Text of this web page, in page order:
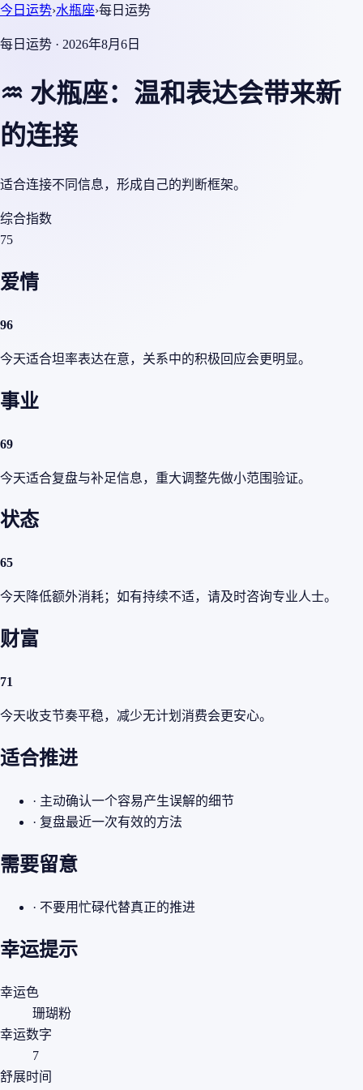
今日运势›水瓶座›每日运势
每日运势 · 2026年8月6日
♒ 水瓶座：温和表达会带来新
的连接
适合连接不同信息，形成自己的判断框架。
综合指数
75
爱情
96
今天适合坦率表达在意，关系中的积极回应会更明显。
事业
69
今天适合复盘与补足信息，重大调整先做小范围验证。
状态
65
今天降低额外消耗；如有持续不适，请及时咨询专业人士。
财富
71
今天收支节奏平稳，减少无计划消费会更安心。
适合推进
· 主动确认一个容易产生误解的细节
· 复盘最近一次有效的方法
需要留意
· 不要用忙碌代替真正的推进
幸运提示
幸运色
珊瑚粉
幸运数字
7
舒展时间